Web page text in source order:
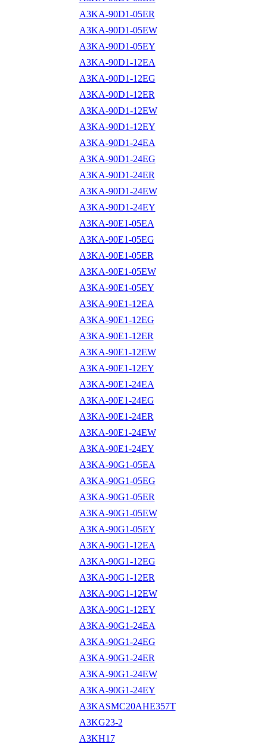
A3KA-90D1-05ER
A3KA-90D1-05EW
A3KA-90D1-05EY
A3KA-90D1-12EA
A3KA-90D1-12EG
A3KA-90D1-12ER
A3KA-90D1-12EW
A3KA-90D1-12EY
A3KA-90D1-24EA
A3KA-90D1-24EG
A3KA-90D1-24ER
A3KA-90D1-24EW
A3KA-90D1-24EY
A3KA-90E1-05EA
A3KA-90E1-05EG
A3KA-90E1-05ER
A3KA-90E1-05EW
A3KA-90E1-05EY
A3KA-90E1-12EA
A3KA-90E1-12EG
A3KA-90E1-12ER
A3KA-90E1-12EW
A3KA-90E1-12EY
A3KA-90E1-24EA
A3KA-90E1-24EG
A3KA-90E1-24ER
A3KA-90E1-24EW
A3KA-90E1-24EY
A3KA-90G1-05EA
A3KA-90G1-05EG
A3KA-90G1-05ER
A3KA-90G1-05EW
A3KA-90G1-05EY
A3KA-90G1-12EA
A3KA-90G1-12EG
A3KA-90G1-12ER
A3KA-90G1-12EW
A3KA-90G1-12EY
A3KA-90G1-24EA
A3KA-90G1-24EG
A3KA-90G1-24ER
A3KA-90G1-24EW
A3KA-90G1-24EY
A3KASMC20AHE357T
A3KG23-2
A3KH17